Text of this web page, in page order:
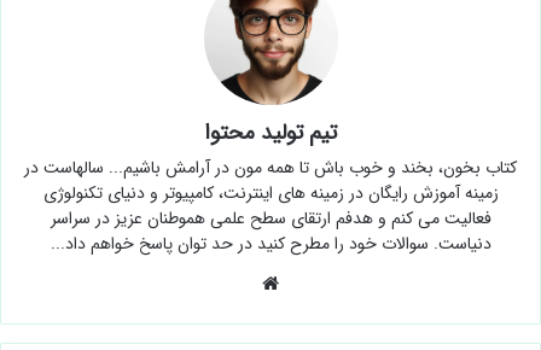
تیم تولید محتوا
کتاب بخون، بخند و خوب باش تا همه مون در آرامش باشیم... سالهاست در
زمینه آموزش رایگان در زمینه های اینترنت، کامپیوتر و دنیای تکنولوژی
فعالیت می کنم و هدفم ارتقای سطح علمی هموطنان عزیز در سراسر
دنیاست. سوالات خود را مطرح کنید در حد توان پاسخ خواهم داد...